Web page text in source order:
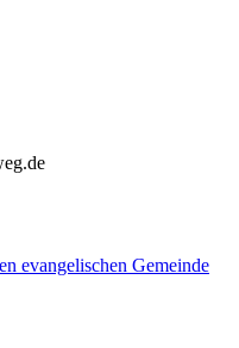
evangelischen Gemeinde